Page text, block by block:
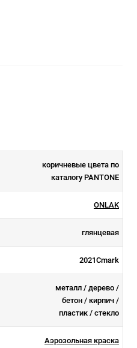
коричневые цвета по
каталогу PANTONE
ONLAK
глянцевая
2021Cmark
металл / дерево /
бетон / кирпич /
пластик / стекло
Аэрозольная краска